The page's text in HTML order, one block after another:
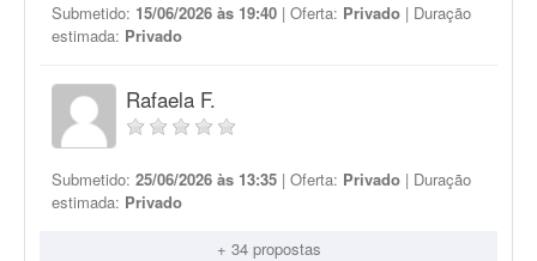
Submetido: 15/06/2026 às 19:40 | Oferta: Privado | Duração
estimada: Privado
Rafaela F.
Submetido: 25/06/2026 às 13:35 | Oferta: Privado | Duração
estimada: Privado
+ 34 propostas